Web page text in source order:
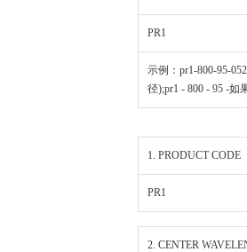
PR1
示例：pr1-800-95-
径);pr1 - 800 - 95 -如
1. PRODUCT CODE
PR1
2. CENTER